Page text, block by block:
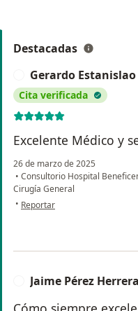
Destacadas
Gerardo
Cita verificada
Excelente Médico y
26 de marzo de 2025
• Consultorio Hospital
Cirugía General
• en opinión del usuario
Reportar
Jaime Pérez Herrera